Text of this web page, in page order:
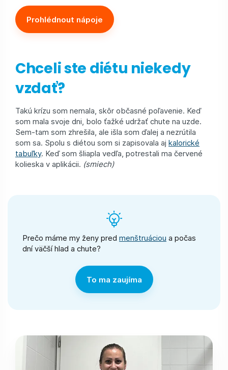
Prohlédnout nápoje
Chceli ste diétu niekedy
vzdať?
Takú krízu som nemala, skôr občasné poľavenie. Keď
som mala svoje dni, bolo ťažké udržať chute na uzde.
Sem-tam som zhrešila, ale išla som ďalej a nezrútila
som sa. Spolu s diétou som si zapisovala aj kalorické
tabuľky. Keď som šliapla vedľa, potrestali ma červené
kolieska v aplikácii. (smiech)
Prečo máme my ženy pred menštruáciou a počas
dní väčší hlad a chute?
To ma zaujíma